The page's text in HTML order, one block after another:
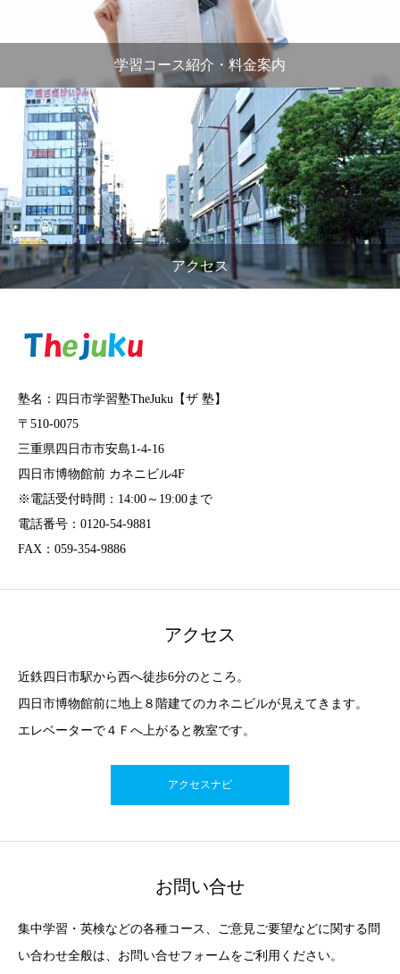
学習コース紹介・料金案内
アクセス
塾名：四日市学習塾TheJuku【ザ 塾】
〒510-0075
三重県四日市市安島1-4-16
四日市博物館前 カネニビル4F
※電話受付時間：14:00～19:00まで
電話番号：0120-54-9881
FAX：059-354-9886
アクセス
近鉄四日市駅から西へ徒歩6分のところ。
四日市博物館前に地上８階建てのカネニビルが見えてきます。
エレベーターで４Ｆへ上がると教室です。
アクセスナビ
お問い合せ
集中学習・英検などの各種コース、ご意見ご要望などに関する問
い合わせ全般は、お問い合せフォームをご利用ください。